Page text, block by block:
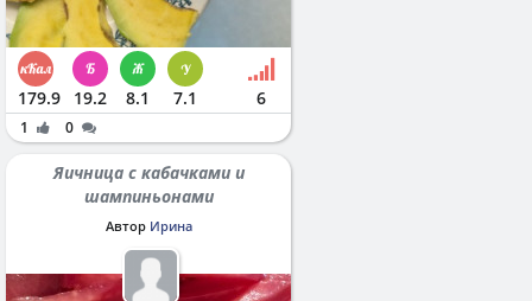
179.9 19.2 8.1 7.1 6
1 0
Яичница с кабачками и
шампиньонами
Автор Ирина